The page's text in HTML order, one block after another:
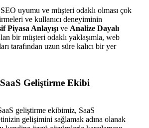
SEO uyumu ve müşteri odaklı olması çok
ve kullanıcı deneyiminin
Piyasa Anlayışıve Analize Dayalı
bir müşteri odaklı yaklaşımla, web
tarafından uzun süre kalıcı bir yer
Geliştirme Ekibi
geliştirme ekibimiz, SaaS
gelişimini sağlamak adına olanak